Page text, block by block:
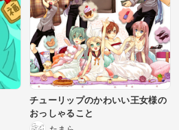
チューリップのかわいい王女様の
おっしゃること